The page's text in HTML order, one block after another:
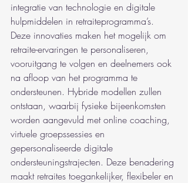
integratie van technologie en digitale
hulpmiddelen in retraiteprogramma’s.
Deze innovaties maken het mogelijk om
retraite-ervaringen te personaliseren,
vooruitgang te volgen en deelnemers ook
na afloop van het programma te
ondersteunen. Hybride modellen zullen
ontstaan, waarbij fysieke bijeenkomsten
worden aangevuld met online coaching,
virtuele groepssessies en
gepersonaliseerde digitale
ondersteuningstrajecten. Deze benadering
maakt retraites toegankelijker, flexibeler en